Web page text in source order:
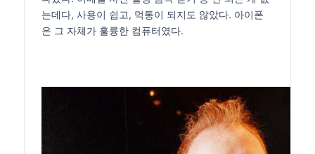
는데다, 사용이 쉽고, 먹통이 되지도 않았다. 아이폰
은 그 자체가 훌륭한 컴퓨터였다.